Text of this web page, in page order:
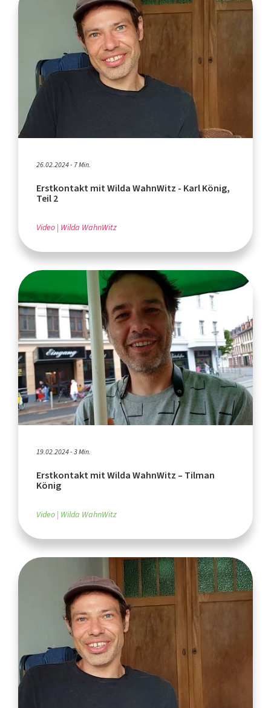
26.02.2024 - 7 Min.
Erstkontakt mit Wilda WahnWitz - Karl König,
Teil 2
Video Wilda WahnWitz
19.02.2024 - 3 Min.
Erstkontakt mit Wilda WahnWitz – Tilman
König
Video Wilda WahnWitz